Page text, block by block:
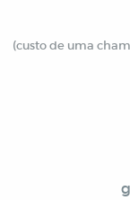
(custo de uma